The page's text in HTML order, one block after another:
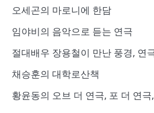
오세곤의 마로니에 한담
임야비의 음악으로 듣는 연극
절대배우 장용철이 만난 풍경, 연
채승훈의 대학로산책
황윤동의 오브 더 연극, 포 더 연